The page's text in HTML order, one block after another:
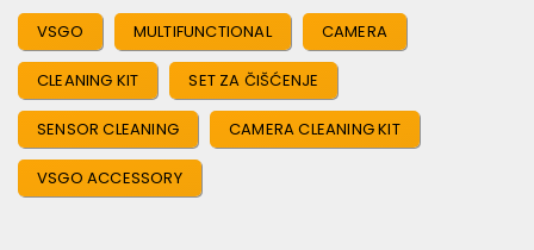
VSGO MULTIFUNCTIONAL CAMERA
CLEANING KIT SET ZA ČIŠĆENJE
SENSOR CLEANING CAMERA CLEANING KIT
VSGO ACCESSORY